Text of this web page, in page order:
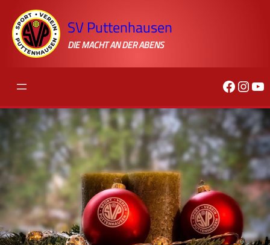
SV Puttenhausen
DIE MACHT AN DER ABENS
Facebook